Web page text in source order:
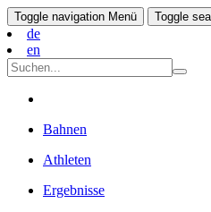
Toggle navigation Menü Toggle
de
en
Bahnen
Athleten
Ergebnisse